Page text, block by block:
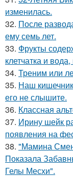
изменилась.
32. После
ему семь лет.
33. Фрукты
клетчатка и
34. Треним или
35. Наш
его не слышите.
36. Классная
37. Ирину шейк
появления на
38. "Мамина
Показала
Гелы Месхи".